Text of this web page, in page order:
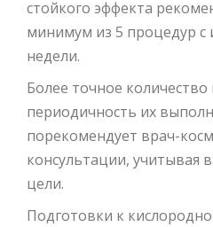
стойкого эффекта
минимум из 5 процедур с
недели.
Более точное
периодичность их
порекомендует врач-
консультации, учитывая
цели.
Подготовки к